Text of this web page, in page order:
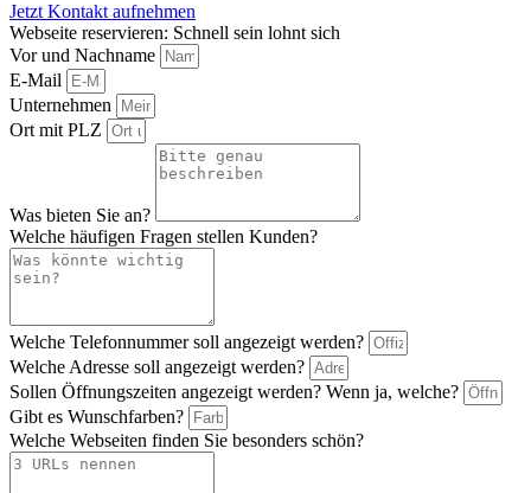
Jetzt Kontakt aufnehmen
Webseite reservieren: Schnell sein lohnt sich
Vor und Nachname
E-Mail
Unternehmen
Ort mit PLZ
Was bieten Sie an?
Welche häufigen Fragen stellen Kunden?
Welche Telefonnummer soll angezeigt werden?
Welche Adresse soll angezeigt werden?
Sollen Öffnungszeiten angezeigt werden? Wenn ja, welche?
Gibt es Wunschfarben?
Welche Webseiten finden Sie besonders schön?